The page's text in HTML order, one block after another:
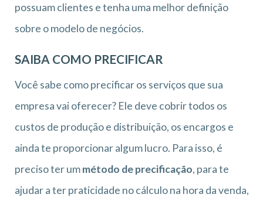
possuam clientes e tenha uma melhor definição
sobre o modelo de negócios.
SAIBA COMO PRECIFICAR
Você sabe como precificar os serviços que sua
empresa vai oferecer? Ele deve cobrir todos os
custos de produção e distribuição, os encargos e
ainda te proporcionar algum lucro. Para isso, é
preciso ter ummétodo de precificação, para te
ajudar a ter praticidade no cálculo na hora da venda,